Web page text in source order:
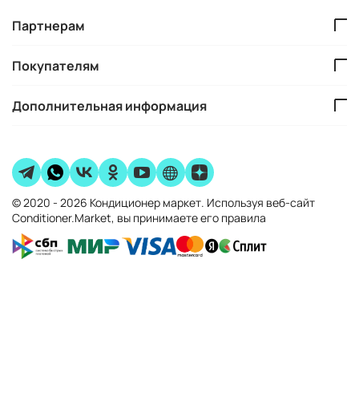
Партнерам
Покупателям
Дополнительная информация
© 2020 - 2026 Кондиционер маркет. Используя веб-сайт
Conditioner.Market, вы принимаете его правила